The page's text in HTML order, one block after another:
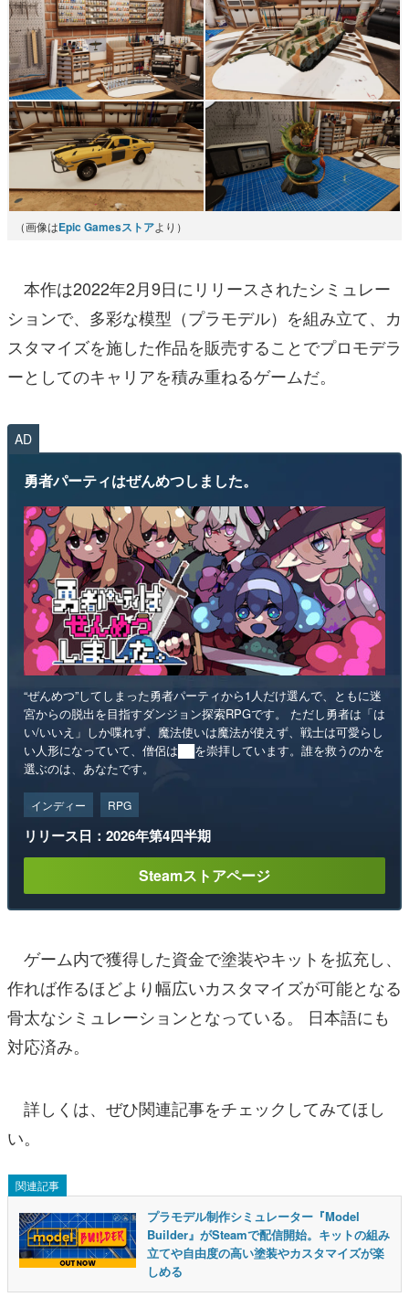
（画像はEpic Gamesストアより）
本作は2022年2月9日にリリースされたシミュレー
ションで、多彩な模型（プラモデル）を組み立て、カ
スタマイズを施した作品を販売することでプロモデラ
ーとしてのキャリアを積み重ねるゲームだ。
AD
勇者パーティはぜんめつしました。
“ぜんめつ”してしまった勇者パーティから1人だけ選んで、ともに迷
宮からの脱出を目指すダンジョン探索RPGです。 ただし勇者は「は
い/いいえ」しか喋れず、魔法使いは魔法が使えず、戦士は可愛らし
い人形になっていて、僧侶は██を崇拝しています。誰を救うのかを
選ぶのは、あなたです。
インディー RPG
リリース日：2026年第4四半期
Steamストアページ
ゲーム内で獲得した資金で塗装やキットを拡充し、
作れば作るほどより幅広いカスタマイズが可能となる
骨太なシミュレーションとなっている。 日本語にも
対応済み。
詳しくは、ぜひ関連記事をチェックしてみてほし
い。
関連記事
プラモデル制作シミュレーター『Model
Builder』がSteamで配信開始。キットの組み
立てや自由度の高い塗装やカスタマイズが楽
しめる